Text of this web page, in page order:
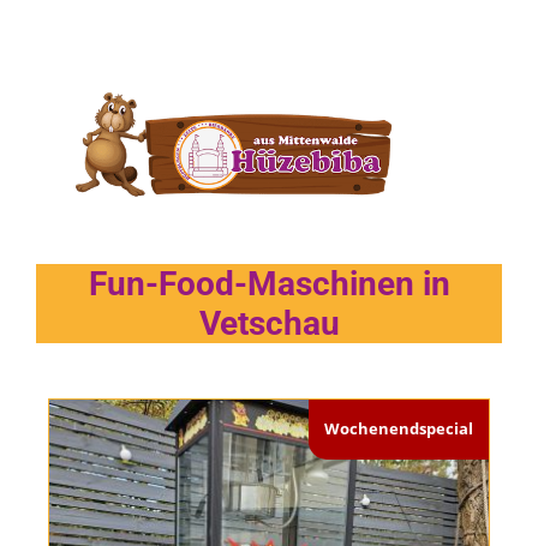
Fun-Food-Maschinen in
Vetschau
Wochenendspecial